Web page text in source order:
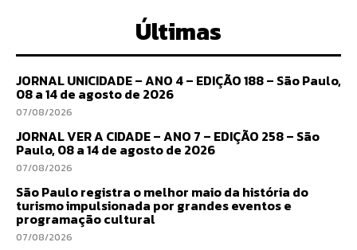
Últimas
JORNAL UNICIDADE – ANO 4 – EDIÇÃO 188 – São Paulo,
08 a 14 de agosto de 2026
07/08/2026
JORNAL VER A CIDADE – ANO 7 – EDIÇÃO 258 – São
Paulo, 08 a 14 de agosto de 2026
07/08/2026
São Paulo registra o melhor maio da história do
turismo impulsionada por grandes eventos e
programação cultural
07/08/2026